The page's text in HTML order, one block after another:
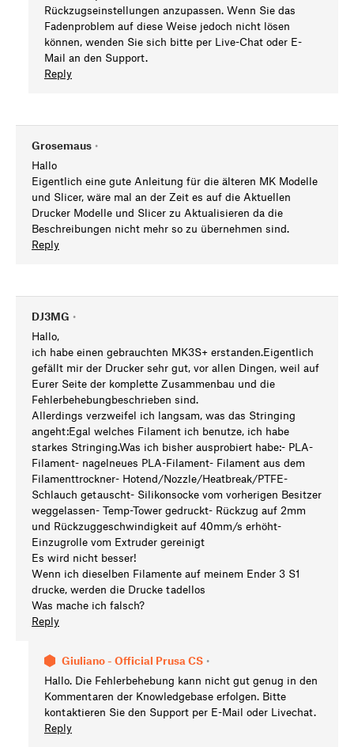
Rückzugseinstellungen anzupassen. Wenn Sie das
Fadenproblem auf diese Weise jedoch nicht lösen
können, wenden Sie sich bitte per Live-Chat oder E-
Mail an den Support.
Reply
Grosemaus •
Hallo
Eigentlich eine gute Anleitung für die älteren MK Modelle
und Slicer, wäre mal an der Zeit es auf die Aktuellen
Drucker Modelle und Slicer zu Aktualisieren da die
Beschreibungen nicht mehr so zu übernehmen sind.
Reply
DJ3MG •
Hallo,
ich habe einen gebrauchten MK3S+ erstanden.Eigentlich
gefällt mir der Drucker sehr gut, vor allen Dingen, weil auf
Eurer Seite der komplette Zusammenbau und die
Fehlerbehebungbeschrieben sind.
Allerdings verzweifel ich langsam, was das Stringing
angeht:Egal welches Filament ich benutze, ich habe
starkes Stringing.Was ich bisher ausprobiert habe:- PLA-
Filament- nagelneues PLA-Filament- Filament aus dem
Filamenttrockner- Hotend/Nozzle/Heatbreak/PTFE-
Schlauch getauscht- Silikonsocke vom vorherigen Besitzer
weggelassen- Temp-Tower gedruckt- Rückzug auf 2mm
und Rückzuggeschwindigkeit auf 40mm/s erhöht-
Einzugrolle vom Extruder gereinigt
Es wird nicht besser!
Wenn ich dieselben Filamente auf meinem Ender 3 S1
drucke, werden die Drucke tadellos
Was mache ich falsch?
Reply
Giuliano - Official Prusa CS •
Hallo. Die Fehlerbehebung kann nicht gut genug in den
Kommentaren der Knowledgebase erfolgen. Bitte
kontaktieren Sie den Support per E-Mail oder Livechat.
Reply